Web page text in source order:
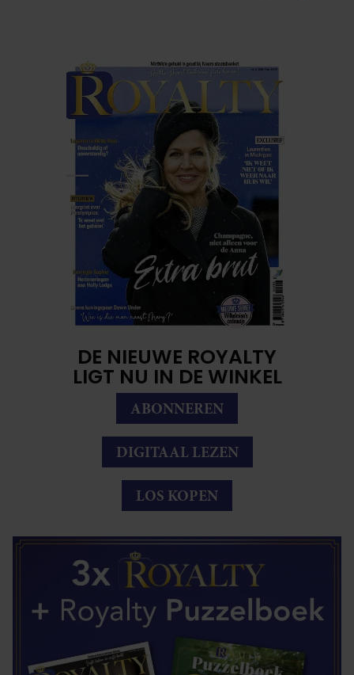
DE NIEUWE ROYALTY
LIGT NU IN DE WINKEL
ABONNEREN
DIGITAAL LEZEN
LOS KOPEN